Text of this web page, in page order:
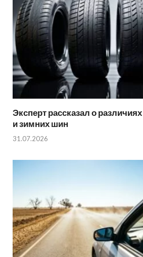
Эксперт рассказал о
и зимних шин
31.07.2026